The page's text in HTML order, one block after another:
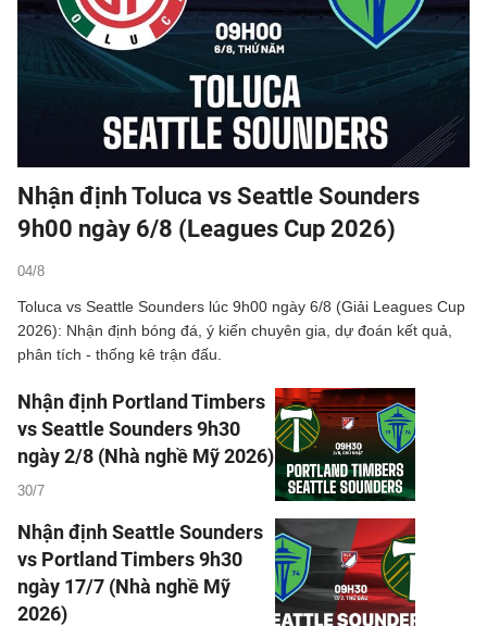
Nhận định Toluca vs Seattle Sounders
9h00 ngày 6/8 (Leagues Cup 2026)
04/8
Toluca vs Seattle Sounders lúc 9h00 ngày 6/8 (Giải Leagues Cup
2026): Nhận định bóng đá, ý kiến chuyên gia, dự đoán kết quả,
phân tích - thống kê trận đấu.
Nhận định Portland Timbers
vs Seattle Sounders 9h30
ngày 2/8 (Nhà nghề Mỹ 2026)
30/7
Nhận định Seattle Sounders
vs Portland Timbers 9h30
ngày 17/7 (Nhà nghề Mỹ
2026)